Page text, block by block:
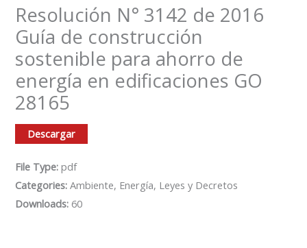
Resolución N° 3142 de 2016
Guía de construcción
sostenible para ahorro de
energía en edificaciones GO
28165
Descargar
File Type:pdf
Categories:Ambiente, Energía, Leyes y Decretos
Downloads: 60